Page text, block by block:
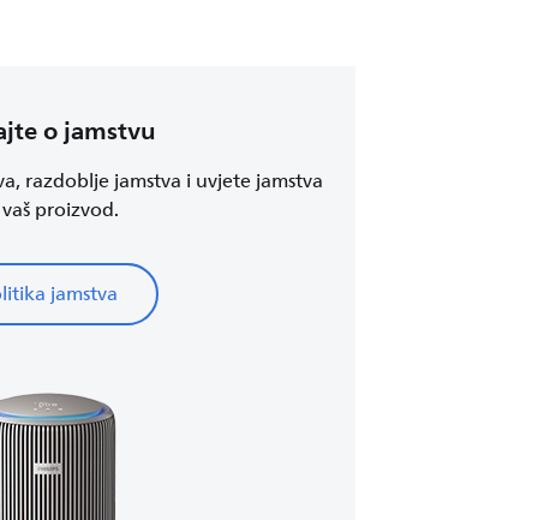
o jamstvu
razdoblje jamstva i uvjete jamstva
proizvod.
jamstva